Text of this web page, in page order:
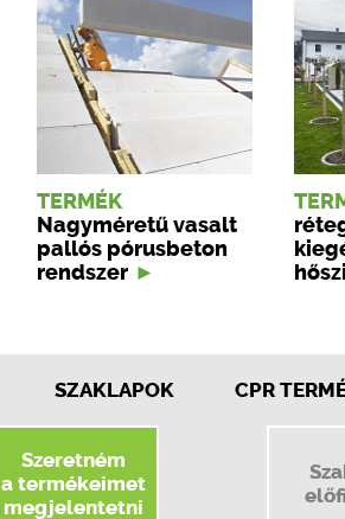
TERMÉK
Nagyméretű vasalt
pallós pórusbeton
rendszer
SZAKLAPOK CPR
Szeretném
a termékeimet
megjelentetni